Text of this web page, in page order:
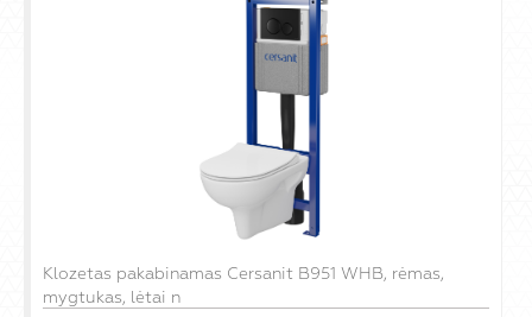
Klozetas pakabinamas Cersanit B951 WHB, rėmas,
mygtukas, lėtai n